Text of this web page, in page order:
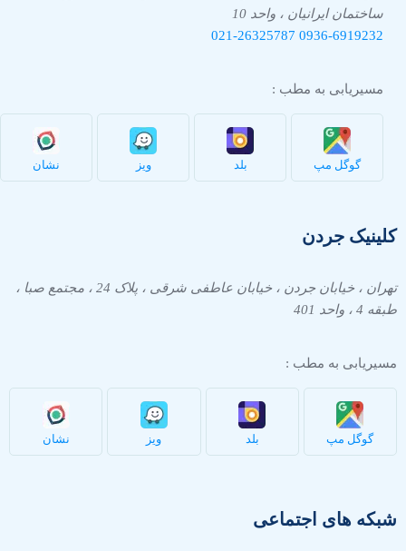
ساختمان ایرانیان ، واحد 10
0936-6919232
021-26325787
مسیریابی به مطب :
گوگل مپ بلد ویز نشان
کلینیک جردن
تهران ، خیابان جردن ، خیابان عاطفی شرقی ، پلاک 24 ، مجتمع صبا ،
طبقه 4 ، واحد 401
مسیریابی به مطب :
گوگل مپ بلد ویز نشان
شبکه های اجتماعی